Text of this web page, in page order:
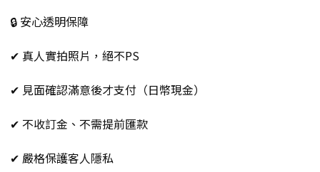
🔒 安心透明保障
✔ 真人實拍照片，絕不PS
✔ 見面確認滿意後才支付（日幣現金）
✔ 不收訂金、不需提前匯款
✔ 嚴格保護客人隱私